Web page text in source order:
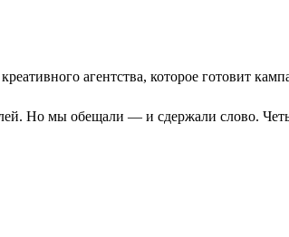
агентства, которое готовит
Но мы обещали — и сдержали слово.